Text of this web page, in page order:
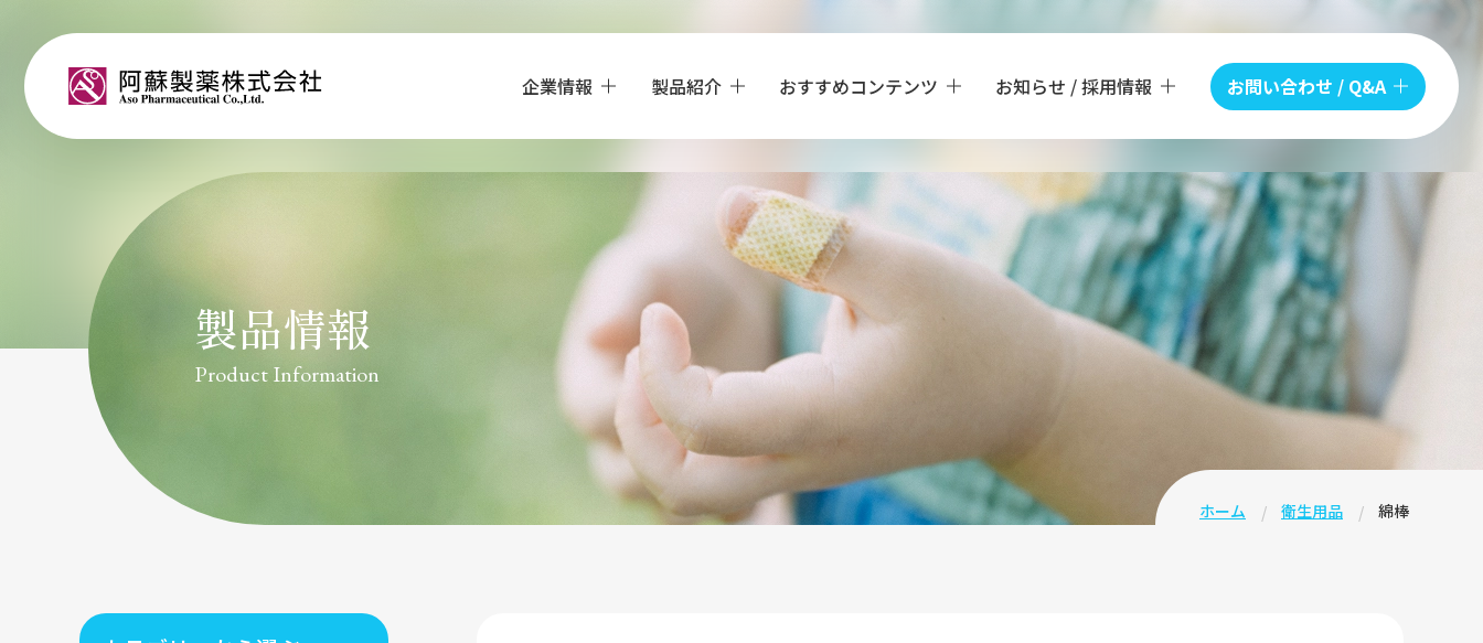
阿蘇製薬株式会社
企業情報 製品紹介 おすすめコンテンツ お知らせ / 採用情報 お問い合わせ / Q&A
製品情報
Product Information
ホーム 衛生用品 綿棒